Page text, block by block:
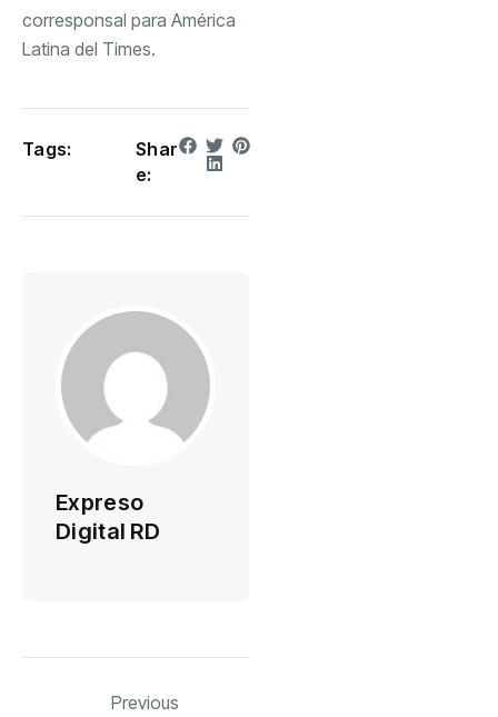
corresponsal para América
Latina del Times.
Tags:
Shar
e:
Expreso
Digital RD
Previous